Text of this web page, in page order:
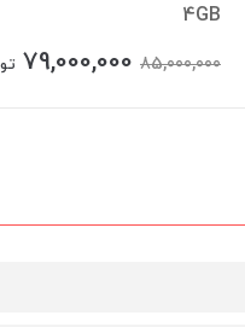
4GB
85,000,000
79,000,000